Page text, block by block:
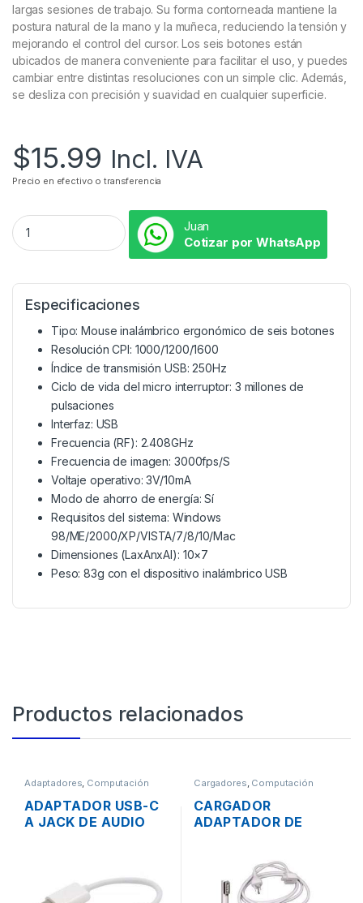
largas sesiones de trabajo. Su forma contorneada mantiene la
postura natural de la mano y la muñeca, reduciendo la tensión y
mejorando el control del cursor. Los seis botones están
ubicados de manera conveniente para facilitar el uso, y puedes
cambiar entre distintas resoluciones con un simple clic. Además,
se desliza con precisión y suavidad en cualquier superficie.
$15.99 Incl. IVA
Precio en efectivo o transferencia
Juan
Cotizar por WhatsApp
Especificaciones
Tipo: Mouse inalámbrico ergonómico de seis botones
Resolución CPI: 1000/1200/1600
Índice de transmisión USB: 250Hz
Ciclo de vida del micro interruptor: 3 millones de
pulsaciones
Interfaz: USB
Frecuencia (RF): 2.408GHz
Frecuencia de imagen: 3000fps/S
Voltaje operativo: 3V/10mA
Modo de ahorro de energía: Sí
Requisitos del sistema: Windows
98/ME/2000/XP/VISTA/7/8/10/Mac
Dimensiones (LaxAnxAl): 10×7
Peso: 83g con el dispositivo inalámbrico USB
Productos relacionados
Adaptadores, Computación
ADAPTADOR USB-C
A JACK DE AUDIO
GALAXY S9 / S8
Cargadores, Computación
CARGADOR
ADAPTADOR DE
MAGSAFE 16.5V
3.65A 60W